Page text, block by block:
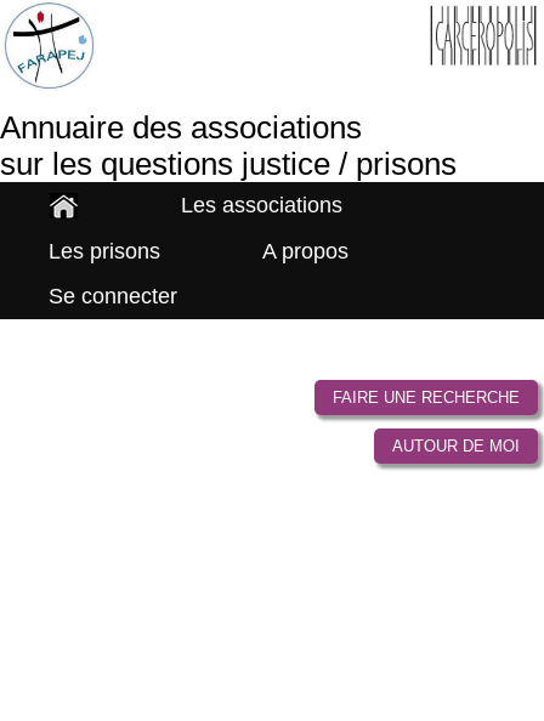
Annuaire des associations
sur les questions justice / prisons
Les associations
Les prisons
A propos
Se connecter
FAIRE UNE RECHERCHE
AUTOUR DE MOI